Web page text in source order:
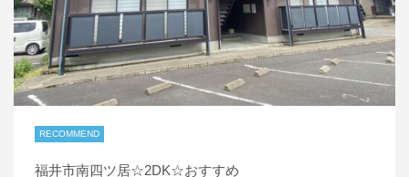
RECOMMEND
福井市南四ツ居☆2DK☆おすすめ